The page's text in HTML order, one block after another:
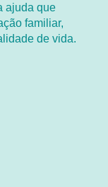
ajuda que
familiar,
de vida.